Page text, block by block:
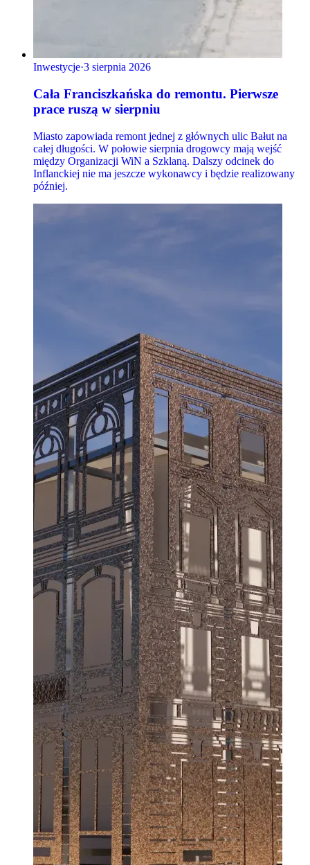
Inwestycje·3 sierpnia 2026
Cała Franciszkańska do remontu. Pierwsze
prace ruszą w sierpniu
Miasto zapowiada remont jednej z głównych ulic Bałut na
całej długości. W połowie sierpnia drogowcy mają wejść
między Organizacji WiN a Szklaną. Dalszy odcinek do
Inflanckiej nie ma jeszcze wykonawcy i będzie realizowany
później.